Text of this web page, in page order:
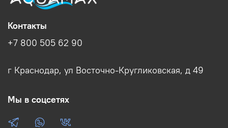
Контакты
+7 800 505 62 90
г Краснодар, ул Восточно-Кругликовская, д 49
Мы в соцсетях